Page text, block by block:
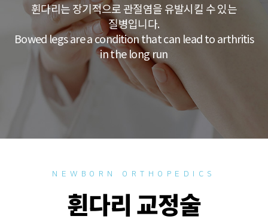
휜다리는 장기적으로 관절염을 유발시킬 수 있는
질병입니다.
Bowed legs are a condition that can lead to arthritis
in the long run
NEWBORN ORTHOPEDICS
휜다리 교정술